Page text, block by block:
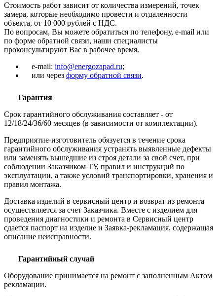
Стоимость работ зависит от количества измерений, точек
замера, которые необходимо провести и отдаленности
объекта, от 10 000 рублей с НДС.
По вопросам, Вы можете обратиться по телефону, e-mail или
по форме обратной связи, наши специалисты
проконсультируют Вас в рабочее время.
e-mail: info@energozapad.ru;
или через форму обратной связи.
Гарантия
Срок гарантийного обслуживания составляет - от
12/18/24/36/60 месяцев (в зависимости от комплектации).
Предприятие-изготовитель обязуется в течение срока
гарантийного обслуживания устранять выявленные дефекты
или заменять вышедшие из строя детали за свой счет, при
соблюдении Заказчиком ТУ, правил и инструкций по
эксплуатации, а также условий транспортировки, хранения и
правил монтажа.
Доставка изделий в сервисный центр и возврат из ремонта
осуществляется за счет Заказчика. Вместе с изделием для
проведения диагностики и ремонта в Сервисный центр
сдается паспорт на изделие и Заявка-рекламация, содержащая
описание неисправности.
Гарантийный случай
Оборудование принимается на ремонт с заполненным Актом
рекламации.